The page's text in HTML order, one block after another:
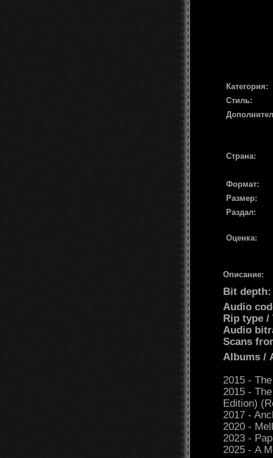
Категория:
Стиль:
Страна:
Формат:
Размер:
Раздал:
Оценка:
Описание:
Bit depth:
Audio
Rip type /
Audio
Scans
Albums /
2015 -
2015 -
Edition)
2017 -
2020 -
2023 -
2025 - A